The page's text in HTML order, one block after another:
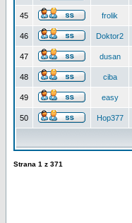
45 frolik
46 Doktor2
47 dusan
48 ciba
49 easy
50 Hop377
Strana 1 z 371